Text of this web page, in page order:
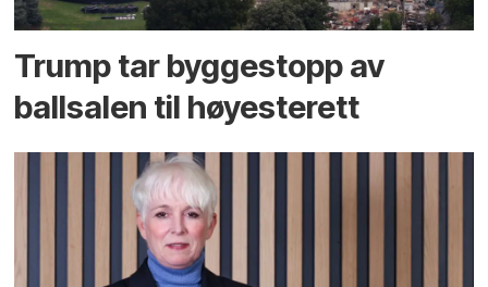
Trump tar byggestopp av
ballsalen til høyesterett